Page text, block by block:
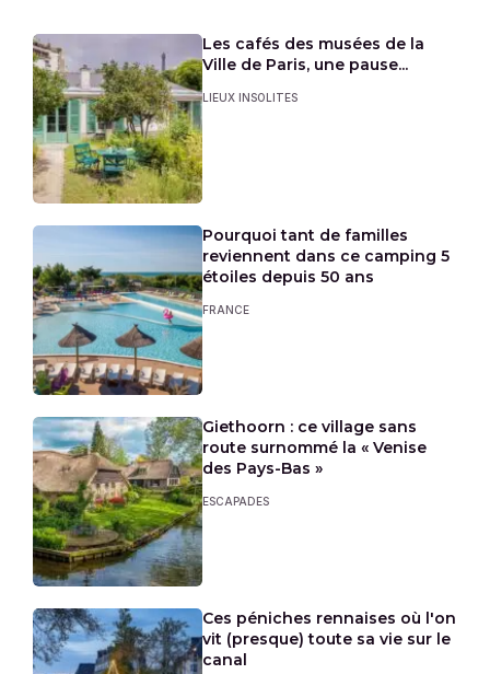
Les cafés des musées de la
Ville de Paris, une pause...
LIEUX INSOLITES
Pourquoi tant de familles
reviennent dans ce camping 5
étoiles depuis 50 ans
FRANCE
Giethoorn : ce village sans
route surnommé la « Venise
des Pays-Bas »
ESCAPADES
Ces péniches rennaises où l'on
vit (presque) toute sa vie sur le
canal